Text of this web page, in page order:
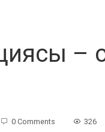
–
0 Comments 326